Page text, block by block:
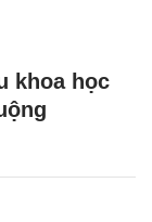
khoa học